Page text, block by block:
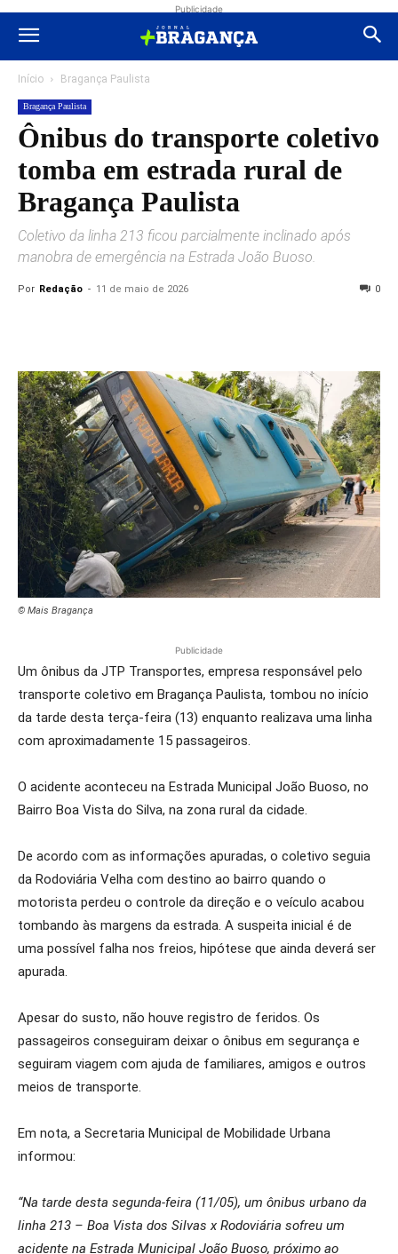
Publicidade
Início Bragança Paulista
Bragança Paulista
Ônibus do transporte coletivo
tomba em estrada rural de
Bragança Paulista
Coletivo da linha 213 ficou parcialmente inclinado após
manobra de emergência na Estrada João Buoso.
Por Redação - 11 de maio de 2026 0
© Mais Bragança
Publicidade
Um ônibus da JTP Transportes, empresa responsável pelo
transporte coletivo em Bragança Paulista, tombou no início
da tarde desta terça-feira (13) enquanto realizava uma linha
com aproximadamente 15 passageiros.
O acidente aconteceu na Estrada Municipal João Buoso, no
Bairro Boa Vista do Silva, na zona rural da cidade.
De acordo com as informações apuradas, o coletivo seguia
da Rodoviária Velha com destino ao bairro quando o
motorista perdeu o controle da direção e o veículo acabou
tombando às margens da estrada. A suspeita inicial é de
uma possível falha nos freios, hipótese que ainda deverá ser
apurada.
Apesar do susto, não houve registro de feridos. Os
passageiros conseguiram deixar o ônibus em segurança e
seguiram viagem com ajuda de familiares, amigos e outros
meios de transporte.
Em nota, a Secretaria Municipal de Mobilidade Urbana
informou:
“Na tarde desta segunda-feira (11/05), um ônibus urbano da
linha 213 – Boa Vista dos Silvas x Rodoviária sofreu um
acidente na Estrada Municipal João Buoso, próximo ao